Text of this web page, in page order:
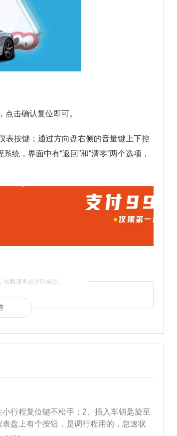
点击确认复位即可。
表按键；通过方向盘右侧的音量键上下控
统，界面中有“返回”和“清零”两个选项，
载请务必注明来源。
行程复位键不松手；2、插入车钥匙旋至
盘上有个按钮，是调行程用的，怠速状